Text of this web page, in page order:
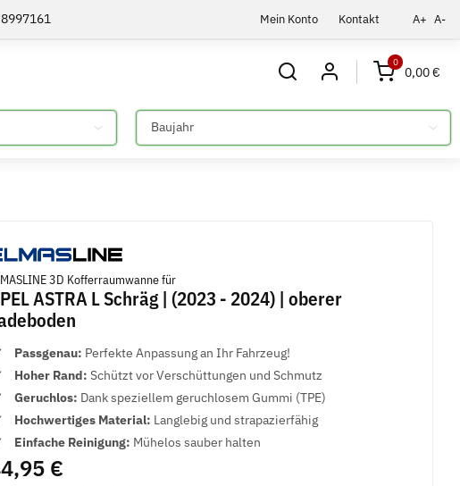
Mein Konto Kontakt A+ A-
0
0,00 €
Bitte auswählen
3D Kofferraumwanne für
ASTRA L Schräg | (2023 - 2024) | oberer
Passgenau: Perfekte Anpassung an Ihr Fahrzeug!
Hoher Rand: Schützt vor Verschüttungen und Schmutz
Geruchlos: Dank speziellem geruchlosem Gummi (TPE)
Hochwertiges Material: Langlebig und strapazierfähig
Einfache Reinigung: Mühelos sauber halten
€